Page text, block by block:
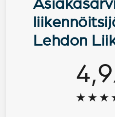
4,9
Lehdon